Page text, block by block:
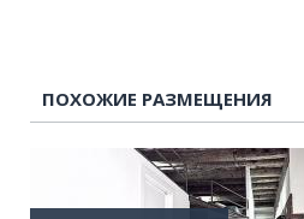
ПОХОЖИЕ РАЗМЕЩЕНИЯ